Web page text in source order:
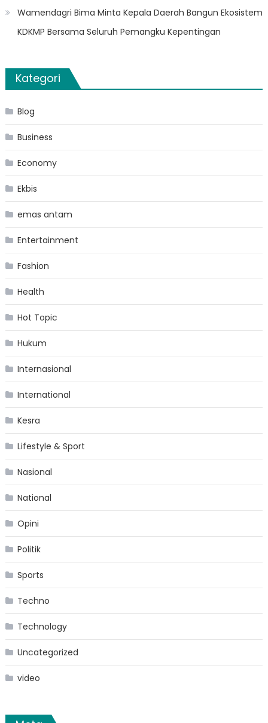
Wamendagri Bima Minta Kepala Daerah Bangun Ekosistem
KDKMP Bersama Seluruh Pemangku Kepentingan
Kategori
Blog
Business
Economy
Ekbis
emas antam
Entertainment
Fashion
Health
Hot Topic
Hukum
Internasional
International
Kesra
Lifestyle & Sport
Nasional
National
Opini
Politik
Sports
Techno
Technology
Uncategorized
video